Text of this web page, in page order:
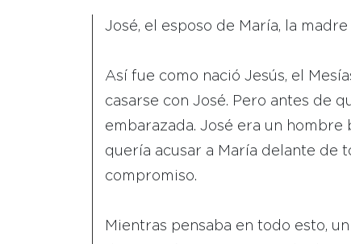
José, el esposo de María, la
Así fue como nació Jesús, el
casarse con José. Pero antes de
embarazada. José era un
quería acusar a María delante de
compromiso.
Mientras pensaba en todo esto,